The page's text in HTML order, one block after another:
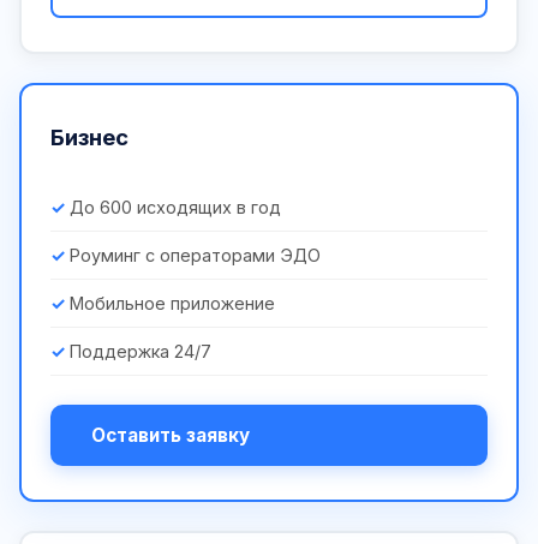
Бизнес
До 600 исходящих в год
Роуминг с операторами ЭДО
Мобильное приложение
Поддержка 24/7
Оставить заявку